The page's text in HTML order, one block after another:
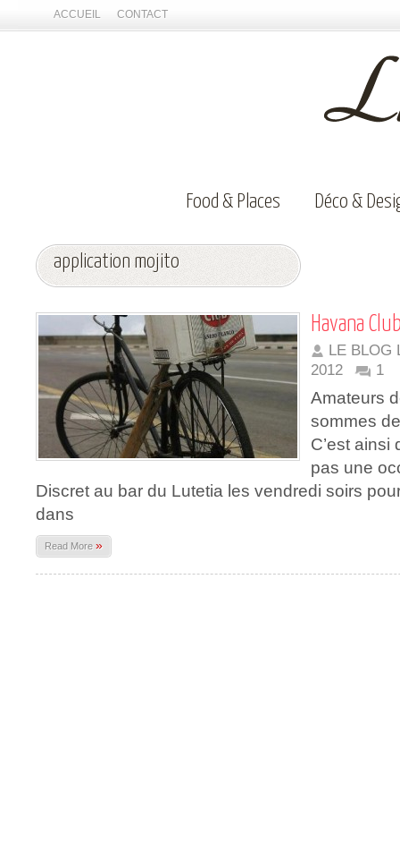
ACCUEIL CONTACT
Food & Places Déco &
application mojito
Havana
LE BLOG
2012
1
Amateurs
sommes
C’est
pas une
Discret au bar du Lutetia les vendredi soirs
dans
Read More »